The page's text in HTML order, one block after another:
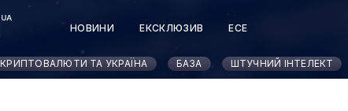
НОВИНИ ЕКСКЛЮЗИВ
ЕСЕ
КРИПТОВАЛЮТИ ТА УКРАЇНА БАЗА ШТУЧНИЙ ІНТЕЛЕКТ